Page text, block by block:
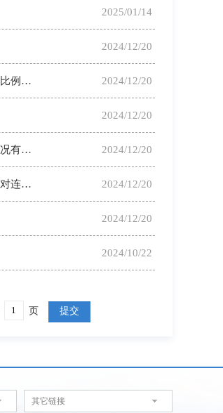
2025/01/14
2024/12/20
西藏自治区城乡居民医疗保障政策问答：（四）门诊特殊病病种有哪些？门诊特殊病医疗费用报销比例是多少？ 2024/12/20
2024/12/20
西藏自治区城乡居民医疗保障政策问答：（二）有些人平时不参保，一生病就想再参保，对这类情况有哪些约束？ 2024/12/20
西藏自治区城乡居民医疗保障政策问答：（一）不少人说自己身体好，医保一年用不了一回，我区对连续参加居民医保有哪些激励措施？ 2024/12/20
2024/12/20
2024/10/22
页 提交
其它链接